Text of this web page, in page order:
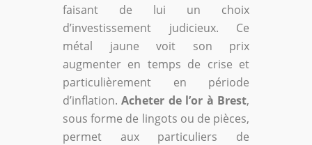
faisant de lui un choix
d’investissement judicieux. Ce
métal jaune voit son prix
augmenter en temps de crise et
particulièrement en période
d’inflation.Acheter de l’or à Brest,
sous forme de lingots ou de pièces,
permet aux particuliers de